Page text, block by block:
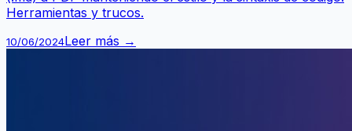
Herramientas y trucos.
10/06/2024Leer más →